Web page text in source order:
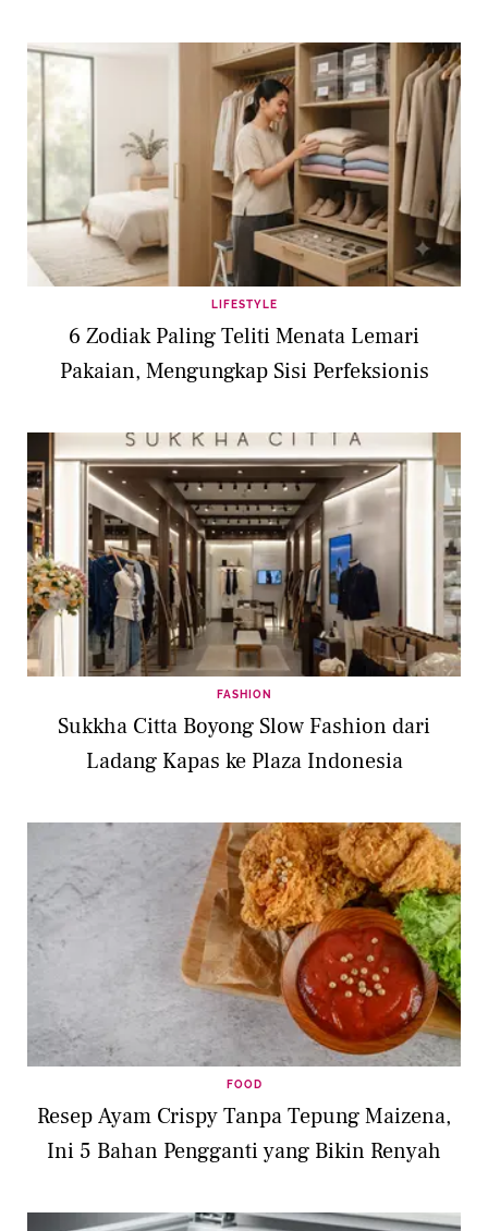
LIFESTYLE
6 Zodiak Paling Teliti Menata Lemari
Pakaian, Mengungkap Sisi Perfeksionis
FASHION
Sukkha Citta Boyong Slow Fashion dari
Ladang Kapas ke Plaza Indonesia
FOOD
Resep Ayam Crispy Tanpa Tepung Maizena,
Ini 5 Bahan Pengganti yang Bikin Renyah